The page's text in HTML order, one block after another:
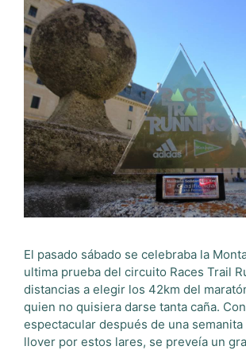
El pasado sábado se celebraba la
ultima prueba del circuito Races Trail
distancias a elegir los 42km del
quien no quisiera darse tanta caña.
espectacular después de una
llover por estos lares, se preveía un